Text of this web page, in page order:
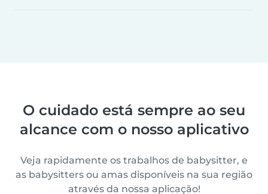
O cuidado está sempre ao seu
alcance com o nosso aplicativo
Veja rapidamente os trabalhos de babysitter, e
as babysitters ou amas disponíveis na sua região
através da nossa aplicação!